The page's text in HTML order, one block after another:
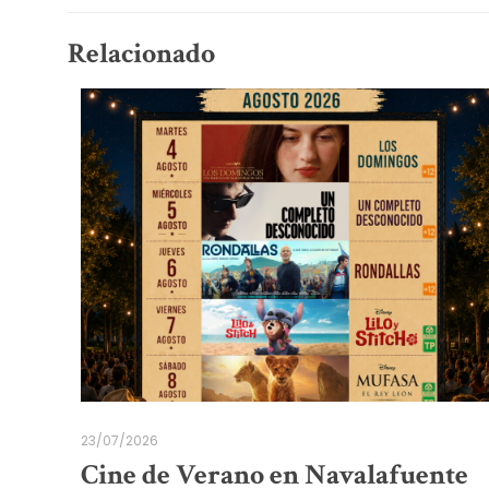
Relacionado
23/07/2026
Cine de Verano en Navalafuente